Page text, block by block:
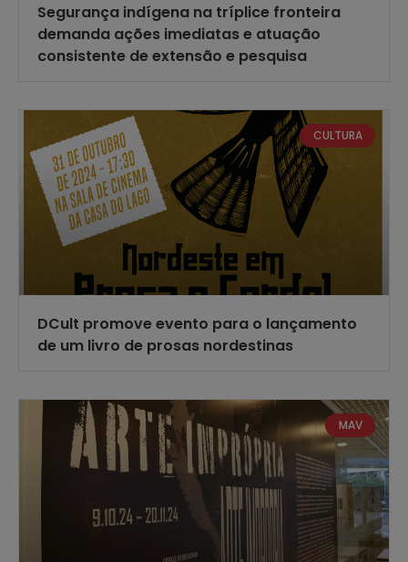
Segurança indígena na tríplice fronteira
demanda ações imediatas e atuação
consistente de extensão e pesquisa
CULTURA
DCult promove evento para o lançamento
de um livro de prosas nordestinas
MAV